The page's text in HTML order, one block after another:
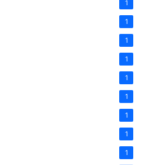
1
1
1
1
1
1
1
1
1